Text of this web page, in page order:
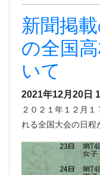
新聞掲
の全国
いて
2021年12月20日
２０２１年１２月
れる全国大会の日程